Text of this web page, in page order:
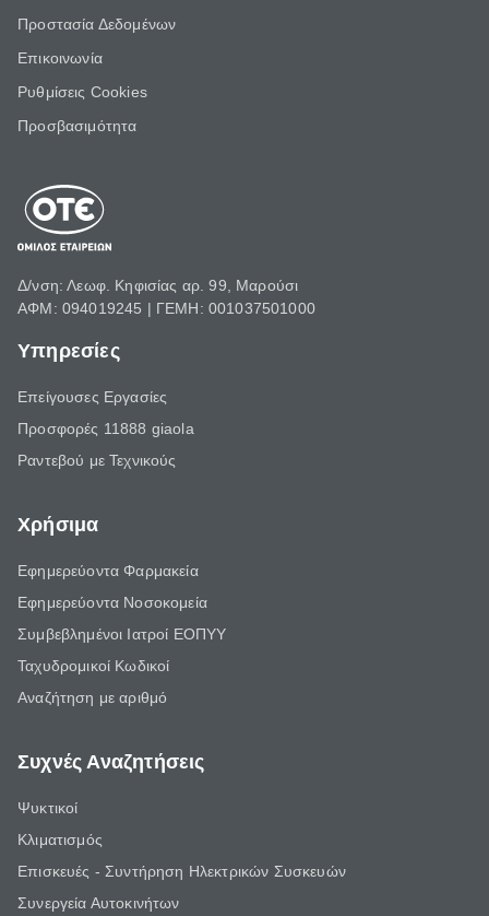
Προστασία Δεδομένων
Επικοινωνία
Ρυθμίσεις Cookies
Προσβασιμότητα
Δ/νση: Λεωφ. Κηφισίας αρ. 99, Μαρούσι
ΑΦΜ: 094019245 | ΓΕΜΗ: 001037501000
Υπηρεσίες
Επείγουσες Εργασίες
Προσφορές 11888 giaola
Ραντεβού με Τεχνικούς
Χρήσιμα
Εφημερεύοντα Φαρμακεία
Εφημερεύοντα Νοσοκομεία
Συμβεβλημένοι Ιατροί ΕΟΠΥΥ
Ταχυδρομικοί Κωδικοί
Αναζήτηση με αριθμό
Συχνές Αναζητήσεις
Ψυκτικοί
Κλιματισμός
Επισκευές - Συντήρηση Ηλεκτρικών Συσκευών
Συνεργεία Αυτοκινήτων